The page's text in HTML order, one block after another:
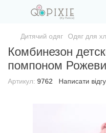
Дитячий одяг Одяг для
Комбинезон
помпоном
Артикул: 9762 Написати